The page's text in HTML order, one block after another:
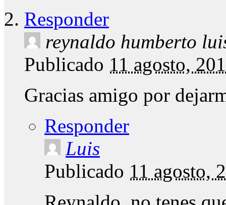
Responder
reynaldo humberto
Publicado 11 agosto,
Gracias amigo por
Responder
Luis
Publicado 11 agosto,